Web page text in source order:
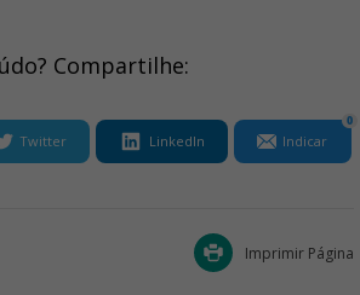
Compartilhe:
Twitter LinkedIn Indicar
0
Imprimir Página